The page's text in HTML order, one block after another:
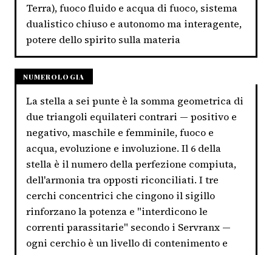
Terra), fuoco fluido e acqua di fuoco, sistema
dualistico chiuso e autonomo ma interagente,
potere dello spirito sulla materia
NUMEROLOGIA
La stella a sei punte è la somma geometrica di
due triangoli equilateri contrari — positivo e
negativo, maschile e femminile, fuoco e
acqua, evoluzione e involuzione. Il 6 della
stella è il numero della perfezione compiuta,
dell'armonia tra opposti riconciliati. I tre
cerchi concentrici che cingono il sigillo
rinforzano la potenza e "interdicono le
correnti parassitarie" secondo i Servranx —
ogni cerchio è un livello di contenimento e